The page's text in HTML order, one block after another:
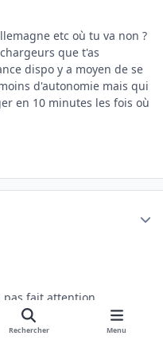
etc où tu va non ?
que t'as
dispo y a moyen de se
d'autonomie mais qui
en 10 minutes les fois où
fait attention....
de super chargeurs,
Rechercher Menu